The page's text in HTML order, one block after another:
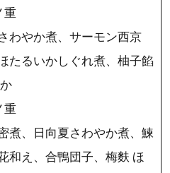
重
わやか煮、サーモン西京
たるいかしぐれ煮、柚子餡
重
煮、日向夏さわやか煮、鰊
和え、合鴨団子、梅麩 ほ